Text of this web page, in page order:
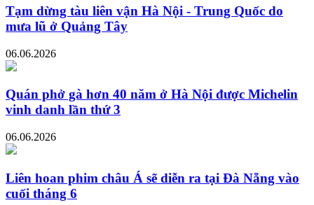
Tạm dừng tàu liên vận Hà Nội - Trung Quốc do
mưa lũ ở Quảng Tây
06.06.2026
Quán phở gà hơn 40 năm ở Hà Nội được Michelin
vinh danh lần thứ 3
06.06.2026
Liên hoan phim châu Á sẽ diễn ra tại Đà Nẵng vào
cuối tháng 6